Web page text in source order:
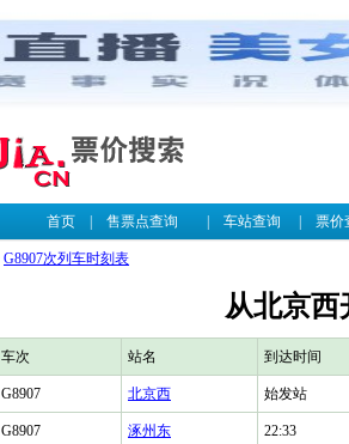
首页| 售票点查询 车站查询 票价
G8907次列车时刻表
从北京西
车次 站名 到达时间
G8907 北京西 始发站
G8907 涿州东 22:33